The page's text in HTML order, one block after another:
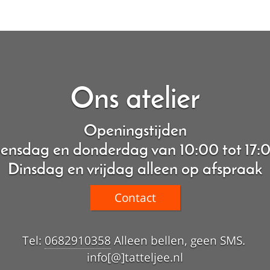
Ons atelier
Openingstijden
en donderdag van 10:00 tot
Dinsdag en vrijdag alleen op afspraak
Contact
Tel: 0682910358 Alleen bellen, geen SMS.
info[@]tatteljee.nl